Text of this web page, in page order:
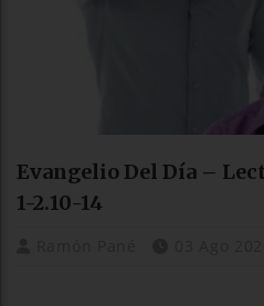
Evangelio Del Día –
1-2.10-14